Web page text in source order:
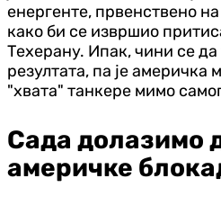
енергенте, првенствено
како би се извршио
Техерану. Ипак, чини се
резултата, па је америчка
"хвата" танкере мимо
Сада долазимо
америчке